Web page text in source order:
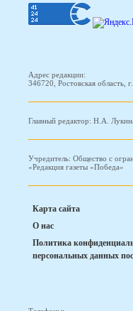
Адрес редакции:
346720, Ростовская область,
Главный редактор: Н.А.
Учредитель: Общество с
«Редакция газеты «Победа»
Карта сайта
О нас
Политика
персональных данных